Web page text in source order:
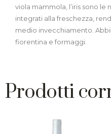
viola mammola, l’iris sono
integrati alla freschezza,
medio invecchiamento.
fiorentina e formaggi.
Prodotti